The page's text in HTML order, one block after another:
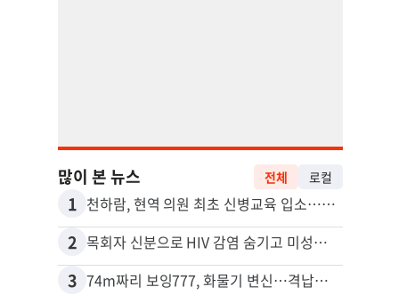
많이 본 뉴스 전체 로컬
1 천하람, 현역 의원 최초 신병교육 입소…논산서 2박3일 생활
2 목회자 신분으로 HIV 감염 숨기고 미성년자와 성관계
3 74m짜리 보잉777, 화물기 변신…격납고서 ‘보물’ 찾는 인천공항